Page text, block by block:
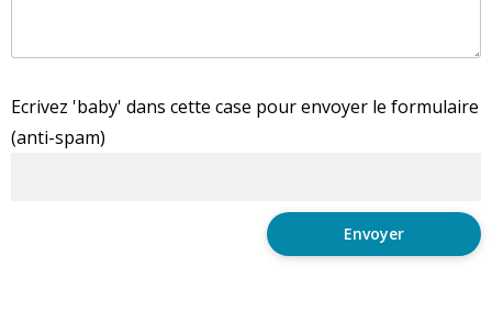
Ecrivez 'baby' dans cette case pour envoyer le formulaire
(anti-spam)